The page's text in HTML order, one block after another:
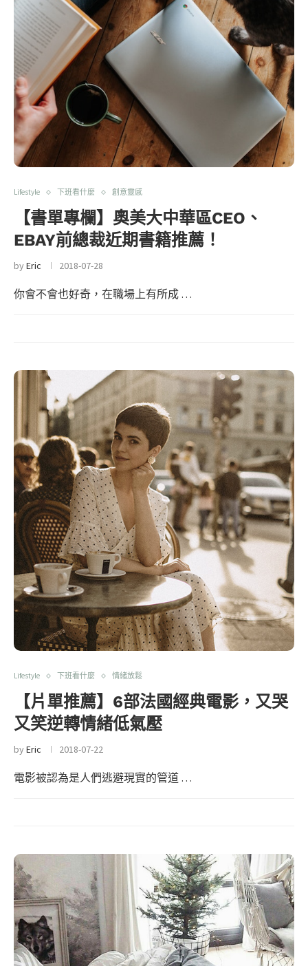
Lifestyle 下班看什麼 創意靈感
【書單專欄】奧美大中華區CEO、
EBAY前總裁近期書籍推薦！
byEric 2018-07-28
你會不會也好奇，在職場上有所成 …
Lifestyle 下班看什麼 情緒放鬆
【片單推薦】6部法國經典電影，又哭
又笑逆轉情緒低氣壓
byEric 2018-07-22
電影被認為是人們逃避現實的管道 …